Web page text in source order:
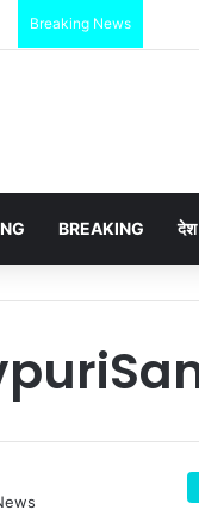
Breaking News
BREAKING देश